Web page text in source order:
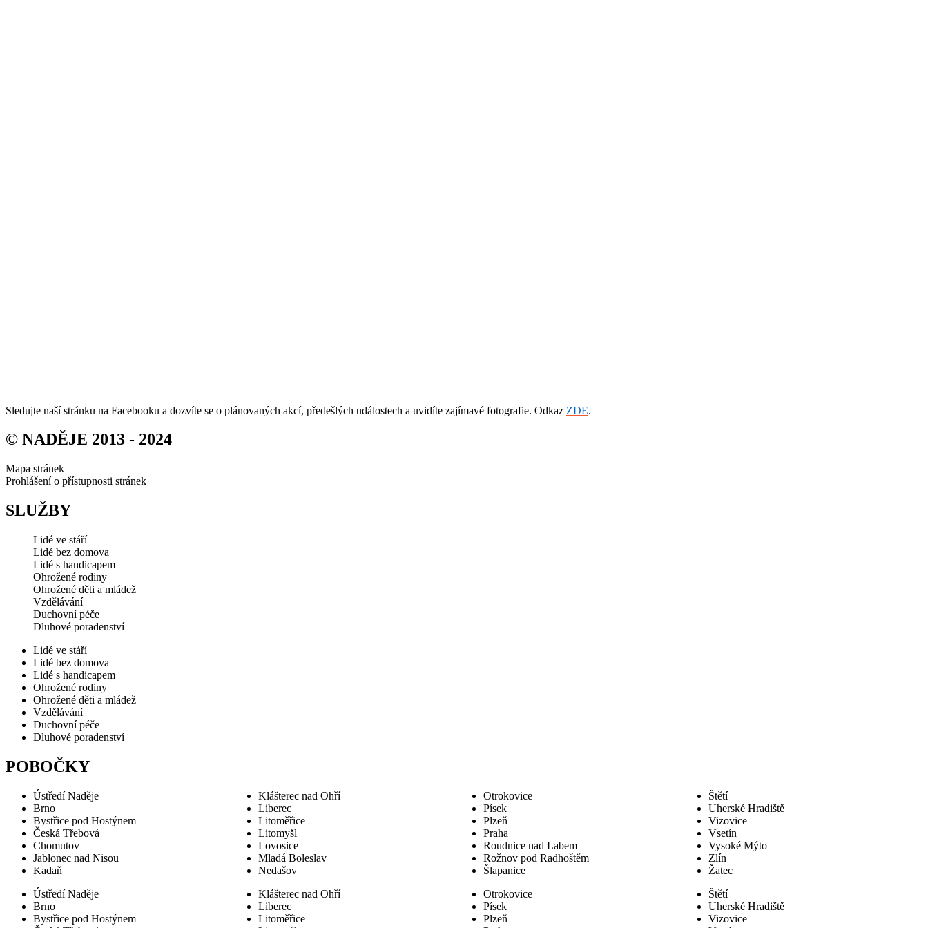
Sledujte naší stránku na Facebooku a dozvíte se o plánovaných akcí, předešlých událostech a uvidíte zajímavé fotografie. Odkaz ZDE.
© NADĚJE 2013 - 2024
Mapa stránek
Prohlášení o přístupnosti stránek
SLUŽBY
Lidé ve stáří
Lidé bez domova
Lidé s handicapem
Ohrožené rodiny
Ohrožené děti a mládež
Vzdělávání
Duchovní péče
Dluhové poradenství
Lidé ve stáří
Lidé bez domova
Lidé s handicapem
Ohrožené rodiny
Ohrožené děti a mládež
Vzdělávání
Duchovní péče
Dluhové poradenství
POBOČKY
Ústředí Naděje
Brno
Bystřice pod Hostýnem
Česká Třebová
Chomutov
Jablonec nad Nisou
Kadaň
Klášterec nad Ohří
Liberec
Litoměřice
Litomyšl
Lovosice
Mladá Boleslav
Nedašov
Otrokovice
Písek
Plzeň
Praha
Roudnice nad Labem
Rožnov pod Radhoštěm
Šlapanice
Štětí
Uherské Hradiště
Vizovice
Vsetín
Vysoké Mýto
Zlín
Žatec
Ústředí Naděje
Brno
Bystřice pod Hostýnem
Klášterec nad Ohří
Liberec
Litoměřice
Otrokovice
Písek
Plzeň
Štětí
Uherské Hradiště
Vizovice